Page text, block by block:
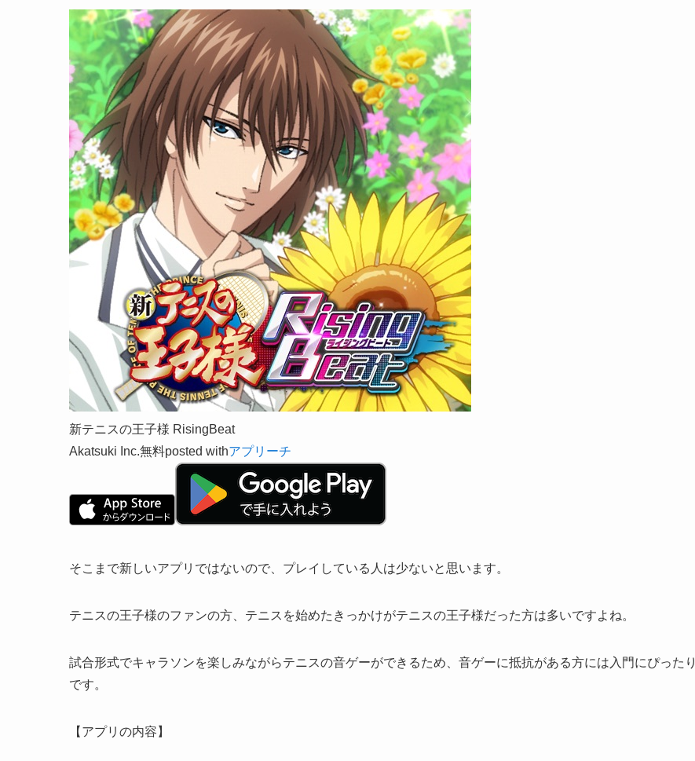
新テニスの王子様 RisingBeat
Akatsuki Inc.無料posted withアプリーチ
そこまで新しいアプリではないので、プレイしている人は少ないと思います。
テニスの王子様のファンの方、テニスを始めたきっかけがテニスの王子様だった方は多いですよね。
試合形式でキャラソンを楽しみながらテニスの音ゲーができるため、音ゲーに抵抗がある方には入門にぴったり
です。
【アプリの内容】